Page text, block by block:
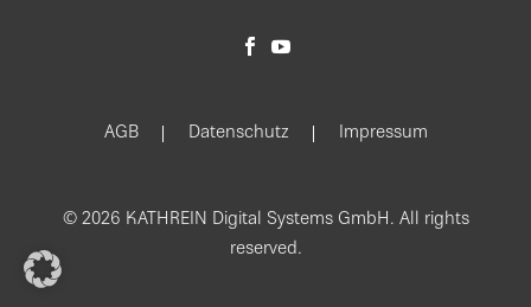
AGB Datenschutz Impressum
© 2026 KATHREIN Digital Systems GmbH. All rights
reserved.